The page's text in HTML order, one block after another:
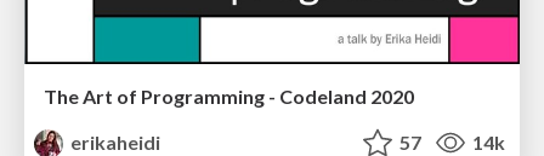
The Art of Programming - Codeland 2020
erikaheidi
57 14k